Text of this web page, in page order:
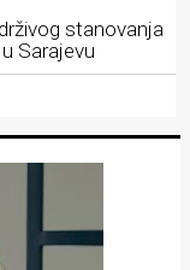
stanovanja
Sarajevu